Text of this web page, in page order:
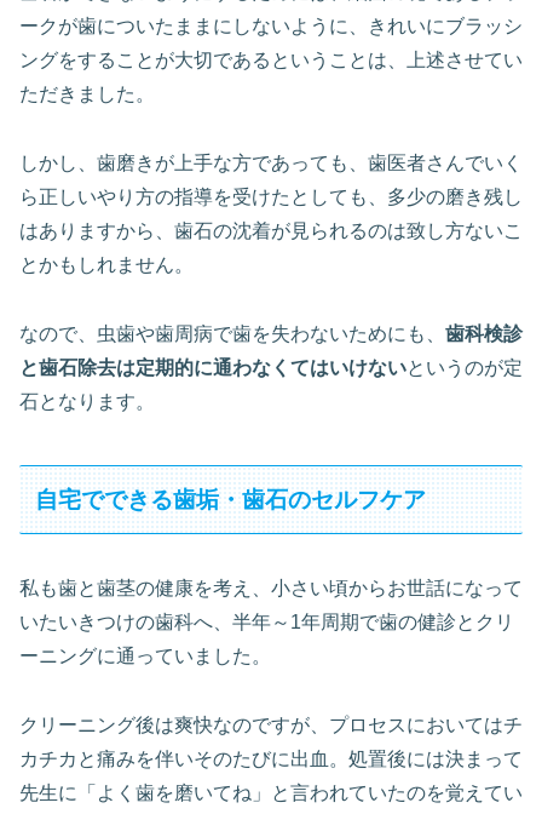
ークが歯についたままにしないように、きれいにブラッシ
ングをすることが大切であるということは、上述させてい
ただきました。
しかし、歯磨きが上手な方であっても、歯医者さんでいく
ら正しいやり方の指導を受けたとしても、多少の磨き残し
はありますから、歯石の沈着が見られるのは致し方ないこ
とかもしれません。
なので、虫歯や歯周病で歯を失わないためにも、 歯科検診
と歯石除去は定期的に通わなくてはいけないというのが定
石となります。
自宅でできる歯垢・歯石のセルフケア
私も歯と歯茎の健康を考え、小さい頃からお世話になって
いたいきつけの歯科へ、半年～1年周期で歯の健診とクリ
ーニングに通っていました。
クリーニング後は爽快なのですが、プロセスにおいてはチ
カチカと痛みを伴いそのたびに出血。処置後には決まって
先生に「よく歯を磨いてね」と言われていたのを覚えてい